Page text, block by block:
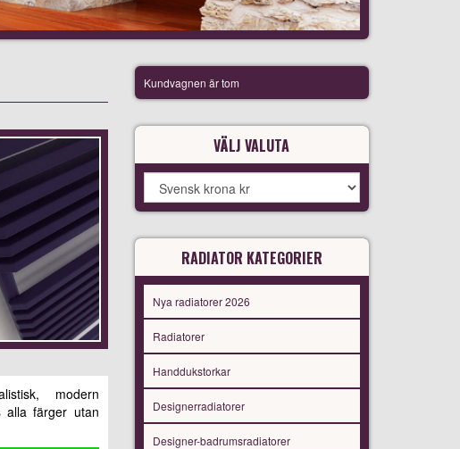
modern
alla färger utan
Kundvagnen är tom
VÄLJ VALUTA
RADIATOR KATEGORIER
Nya radiatorer 2026
Radiatorer
Handdukstorkar
Designerradiatorer
Designer-badrumsradiatorer